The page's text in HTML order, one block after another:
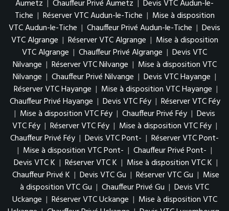
Aumetz | Chauffeur Privé Aumetz | Devis VTC Audun-le-
Tiche | Réserver VTC Audun-le-Tiche | Mise à disposition
VTC Audun-le-Tiche | Chauffeur Privé Audun-le-Tiche | Devis
VTC Algrange | Réserver VTC Algrange | Mise à disposition
VTC Algrange | Chauffeur Privé Algrange | Devis VTC
Nilvange | Réserver VTC Nilvange | Mise à disposition VTC
Nilvange | Chauffeur Privé Nilvange | Devis VTC Hayange |
Réserver VTC Hayange | Mise à disposition VTC Hayange |
Chauffeur Privé Hayange | Devis VTC Féy | Réserver VTC Féy
| Mise à disposition VTC Féy | Chauffeur Privé Féy | Devis
VTC Féy | Réserver VTC Féy | Mise à disposition VTC Féy |
Chauffeur Privé Féy | Devis VTC Pont- | Réserver VTC Pont-
| Mise à disposition VTC Pont- | Chauffeur Privé Pont- |
Devis VTC K | Réserver VTC K | Mise à disposition VTC K |
Chauffeur Privé K | Devis VTC Gu | Réserver VTC Gu | Mise
à disposition VTC Gu | Chauffeur Privé Gu | Devis VTC
Uckange | Réserver VTC Uckange | Mise à disposition VTC